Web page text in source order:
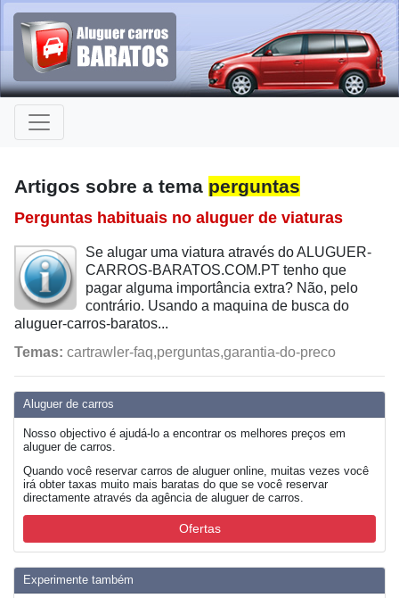
Aluguer de carros
Nosso objectivo é ajudá-lo a encontrar os melhores preços em
aluguer de carros.
Quando você reservar carros de aluguer online, muitas vezes você
irá obter taxas muito mais baratas do que se você reservar
directamente através da agência de aluguer de carros.
Ofertas
Experimente também
Artigos sobre a tema perguntas
Perguntas habituais no aluguer de viaturas
Se alugar uma viatura através do ALUGUER-
CARROS-BARATOS.COM.PT tenho que
pagar alguma importância extra? Não, pelo
contrário. Usando a maquina de busca do
aluguer-carros-baratos...
Temas: cartrawler-faq,perguntas,garantia-do-preco